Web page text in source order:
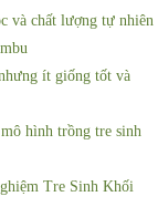
và chất lượng tự nhiên
ít giống tốt và
hình trồng tre sinh
Tre Sinh Khối